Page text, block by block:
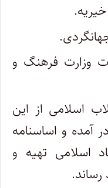
وزارت فرهنگ و
اسلامی از این
آمده و اساسنامه
اسلامی تهیه و